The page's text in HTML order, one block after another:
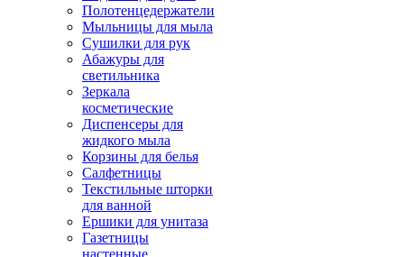
Полотенцедержатели
Мыльницы для мыла
Сушилки для рук
Абажуры для
светильника
Зеркала
косметические
Диспенсеры для
жидкого мыла
Корзины для белья
Салфетницы
Текстильные шторки
для ванной
Ершики для унитаза
Газетницы
настенные